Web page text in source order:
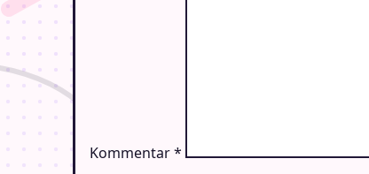
Kommentar*